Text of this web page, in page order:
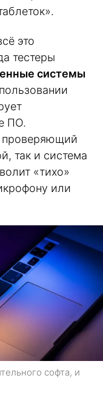
это
тестеры
системы
ПО.
проверяющий
так и система
«тихо»
или
софта, и